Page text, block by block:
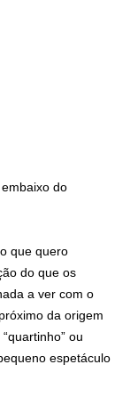
do
que quero
do que os
a ver com o
da origem
ou
espetáculo